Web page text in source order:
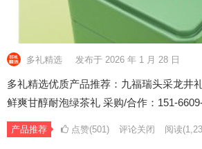
多礼精选 发布于 2026 年 1 月 28 日
多礼精选优质产品推荐：九福瑞头采龙井
鲜爽甘醇耐泡绿茶礼 采购/合作：151-
产品推荐 点赞(501) 评论关闭 阅读